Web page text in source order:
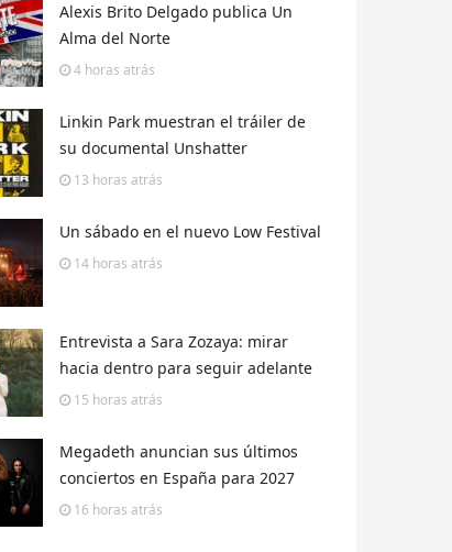
Alexis Brito Delgado publica Un
Alma del Norte
4 horas atrás
Linkin Park muestran el tráiler de
su documental Unshatter
13 horas atrás
Un sábado en el nuevo Low Festival
14 horas atrás
Entrevista a Sara Zozaya: mirar
hacia dentro para seguir adelante
15 horas atrás
Megadeth anuncian sus últimos
conciertos en España para 2027
16 horas atrás